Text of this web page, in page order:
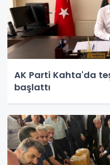
AK Parti Kahta'da
başlattı